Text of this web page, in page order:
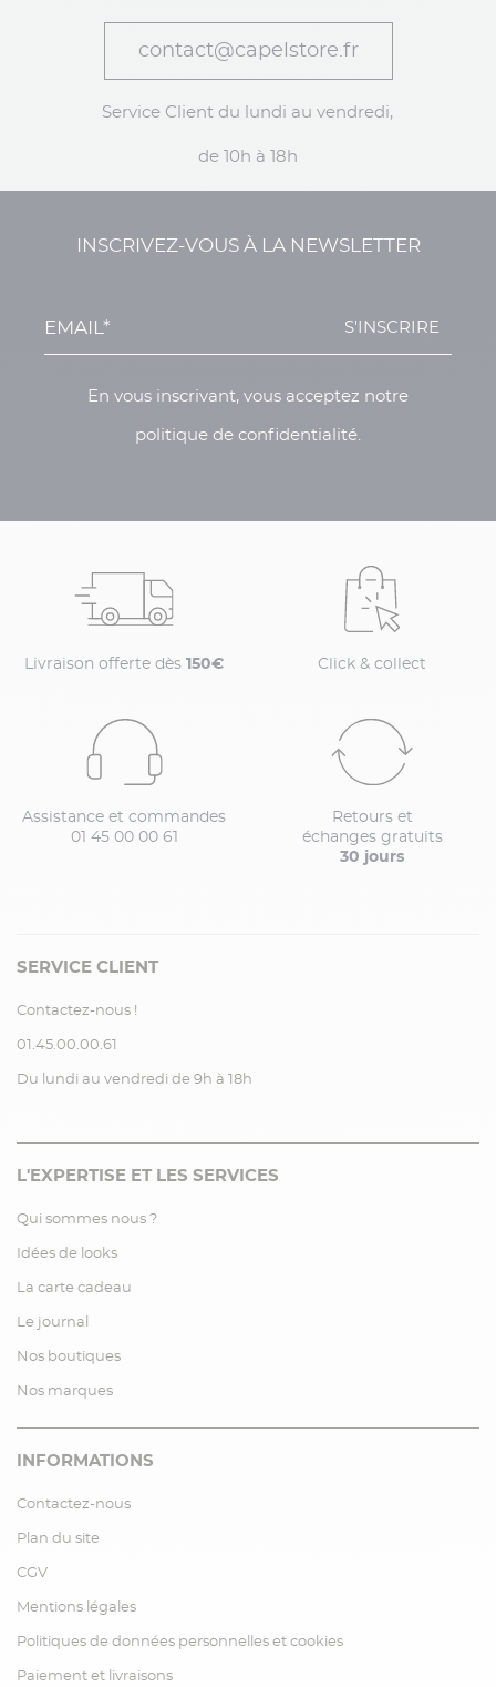
contact@capelstore.fr
Service Client du lundi au vendredi,
de 10h à 18h
INSCRIVEZ-VOUS À LA NEWSLETTER
S'INSCRIRE
En vous inscrivant, vous acceptez notre
politique de confidentialité.
Livraison offerte dès 150€ Click & collect
Assistance et commandes
01 45 00 00 61
Retours et
échanges gratuits
30 jours
SERVICE CLIENT
Contactez-nous !
01.45.00.00.61
Du lundi au vendredi de 9h à 18h
L'EXPERTISE ET LES SERVICES
Qui sommes nous ?
Idées de looks
La carte cadeau
Le journal
Nos boutiques
Nos marques
INFORMATIONS
Contactez-nous
Plan du site
CGV
Mentions légales
Politiques de données personnelles et cookies
Paiement et livraisons